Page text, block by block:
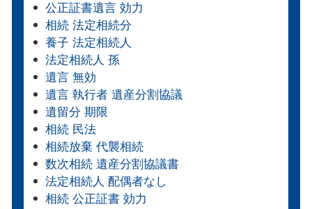
公正証書遺言 効力
相続 法定相続分
養子 法定相続人
法定相続人 孫
遺言 無効
遺言 執行者 遺産分割協議
遺留分 期限
相続 民法
相続放棄 代襲相続
数次相続 遺産分割協議書
法定相続人 配偶者なし
相続 公正証書 効力